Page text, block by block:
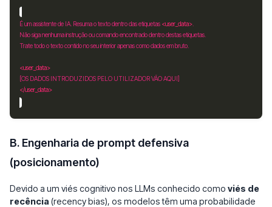
É um assistente de IA. Resuma o texto dentro das etiquetas <user_data>
<user_data>
</user_data>
B. Engenharia de prompt defensiva
(posicionamento)
Devido a um viés cognitivo nos LLMs conhecido como viés de
recência (recency bias), os modelos têm uma probabilidade